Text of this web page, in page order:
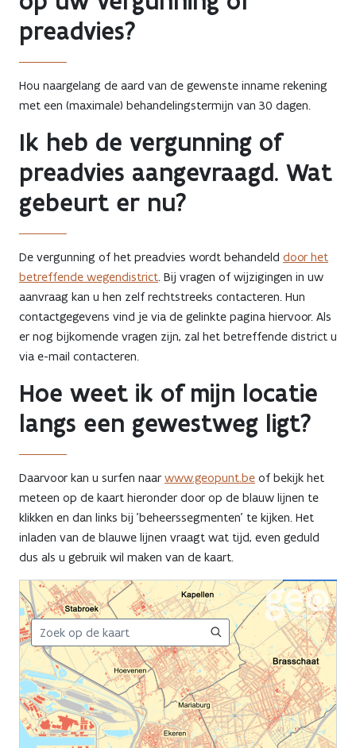
preadvies?
Hou naargelang de aard van de gewenste inname rekening
met een (maximale) behandelingstermijn van 30 dagen.
Ik heb de vergunning of
preadvies aangevraagd. Wat
gebeurt er nu?
De vergunning of het preadvies wordt behandeld door het
betreffende wegendistrict. Bij vragen of wijzigingen in uw
aanvraag kan u hen zelf rechtstreeks contacteren. Hun
contactgegevens vind je via de gelinkte pagina hiervoor. Als
er nog bijkomende vragen zijn, zal het betreffende district u
via e-mail contacteren.
Hoe weet ik of mijn locatie
langs een gewestweg ligt?
Daarvoor kan u surfen naar www.geopunt.be of bekijk het
meteen op de kaart hieronder door op de blauw lijnen te
klikken en dan links bij 'beheerssegmenten' te kijken. Het
inladen van de blauwe lijnen vraagt wat tijd, even geduld
dus als u gebruik wil maken van de kaart.